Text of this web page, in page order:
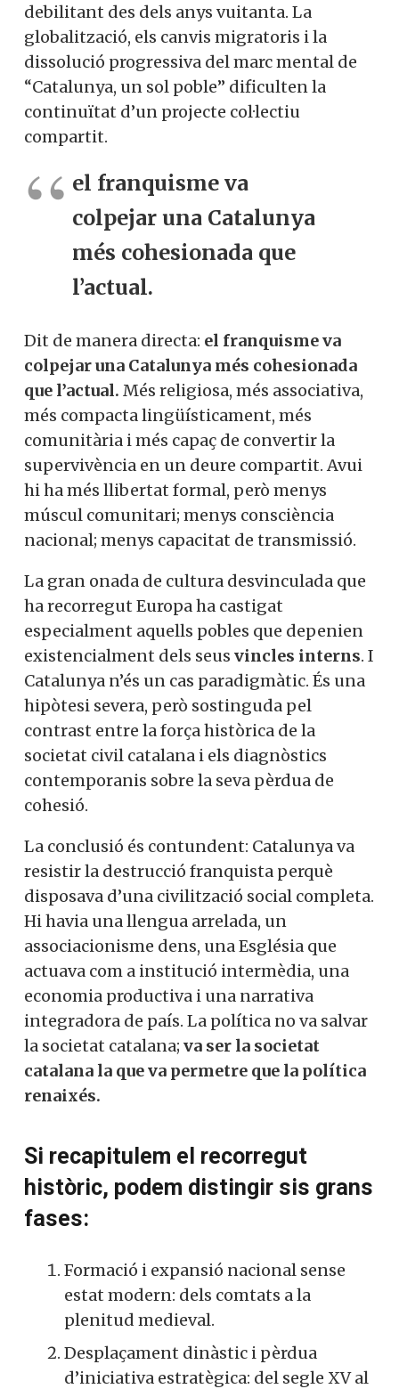
debilitant des dels anys vuitanta. La
globalització, els canvis migratoris i la
dissolució progressiva del marc mental de
“Catalunya, un sol poble” dificulten la
continuïtat d’un projecte col·lectiu
compartit.
el franquisme va
colpejar una Catalunya
més cohesionada que
l’actual.
Dit de manera directa: el franquisme va
colpejar una Catalunya més cohesionada
que l’actual. Més religiosa, més associativa,
més compacta lingüísticament, més
comunitària i més capaç de convertir la
supervivència en un deure compartit. Avui
hi ha més llibertat formal, però menys
múscul comunitari; menys consciència
nacional; menys capacitat de transmissió.
La gran onada de cultura desvinculada que
ha recorregut Europa ha castigat
especialment aquells pobles que depenien
existencialment dels seus vincles interns. I
Catalunya n’és un cas paradigmàtic. És una
hipòtesi severa, però sostinguda pel
contrast entre la força històrica de la
societat civil catalana i els diagnòstics
contemporanis sobre la seva pèrdua de
cohesió.
La conclusió és contundent: Catalunya va
resistir la destrucció franquista perquè
disposava d’una civilització social completa.
Hi havia una llengua arrelada, un
associacionisme dens, una Església que
actuava com a institució intermèdia, una
economia productiva i una narrativa
integradora de país. La política no va salvar
la societat catalana; va ser la societat
catalana la que va permetre que la política
renaixés.
Si recapitulem el recorregut
històric, podem distingir sis grans
fases:
Formació i expansió nacional sense
estat modern: dels comtats a la
plenitud medieval.
Desplaçament dinàstic i pèrdua
d’iniciativa estratègica: del segle XV al